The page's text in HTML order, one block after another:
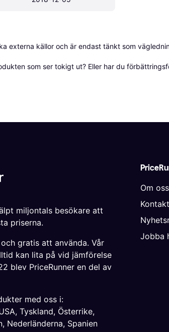
externa källor och är endast tänkt som
som ser tokigt ut? Eller har du
Om oss
Kontakt
Jobba
miljontals besökare att
priserna.
gratis att använda. Vår
kan lita på vid jämförelse
blev PriceRunner en del av
med oss i:
, Tyskland, Österrike,
, Nederländerna, Spanien